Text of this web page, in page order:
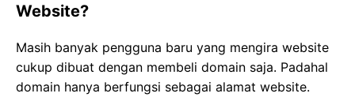
Website?
Masih banyak pengguna baru yang mengira website
cukup dibuat dengan membeli domain saja. Padahal
domain hanya berfungsi sebagai alamat website.